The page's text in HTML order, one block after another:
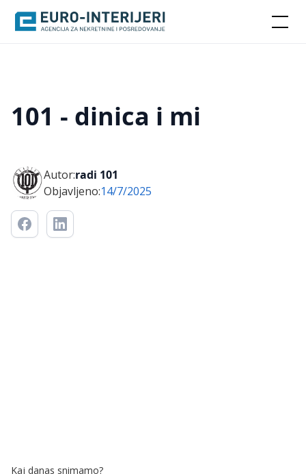
101 - dinica i mi
Autor:radi 101
Objavljeno:14/7/2025
Kaj danas snimamo?